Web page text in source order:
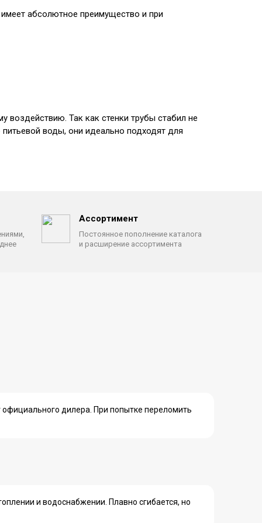
абсолютное преимущество и при
воздействию. Так как стенки трубы стабил не
воды, они идеально подходят для
Ассортимент
Постоянное пополнение каталога
и расширение ассортимента
дилера. При попытке переломить
и водоснабжении. Плавно сгибается, но